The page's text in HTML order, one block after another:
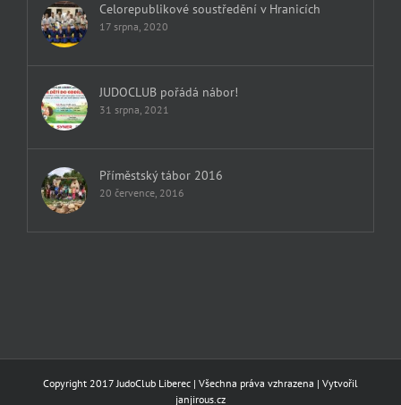
Celorepublikové soustředění v Hranicích
17 srpna, 2020
JUDOCLUB pořádá nábor!
31 srpna, 2021
Příměstský tábor 2016
20 července, 2016
Copyright 2017 JudoClub Liberec | Všechna práva vzhrazena | Vytvořil
janjirous.cz